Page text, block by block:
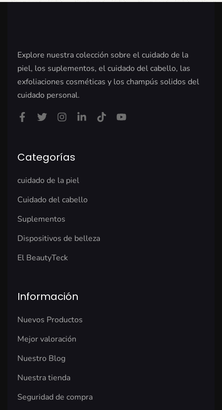
Explore nuestra colección sobre el cuidado de la
piel, los suplementos, el cuidado del cabello, las
exfoliaciones cosméticas y los champús solidos del
cuidado personal.
Categorías
cuidado de la piel
Cuidado del cabello
Suplementos
Dispositivos de belleza
El BeautyTeck
Información
Nuevos Productos
Mejor valoración
Nuestro Blog
Nuestra tienda
Seguridad de compra